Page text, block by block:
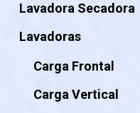
Lavadora Secadora
Lavadoras
Carga Frontal
Carga Vertical